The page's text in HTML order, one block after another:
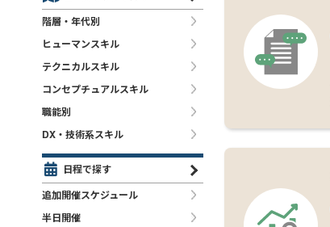
階層・年代別
ヒューマンスキル
テクニカルスキル
コンセプチュアルスキル
職能別
DX・技術系スキル
日程で探す
追加開催スケジュール
半日開催